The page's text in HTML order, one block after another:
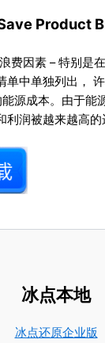
Product
费因素 – 特别是
单中单独列出，
源成本。由于能
润被越来越高的
冰点本地
冰点还原企业版